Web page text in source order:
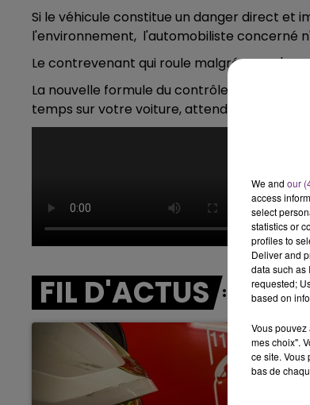
Si le véhicule constitue un danger direct et
l'environnement, l'automobiliste concerné
Le contrevenant qui roule malgré tout,
La nouvelle formule du contrôle technique
temps sur votre voiture, attendez-vous à
FIL D'ACTUS
We and our
access
select
statistics or
profiles to
Deliver and
data such as
requested;
based on
Vous
mes choix".
ce site. Vous
bas de